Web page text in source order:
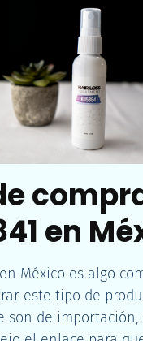
en
México es algo
este tipo de
son de importación,